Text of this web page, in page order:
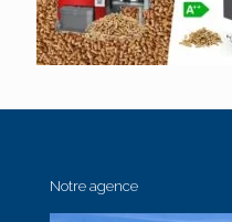
Notre agence